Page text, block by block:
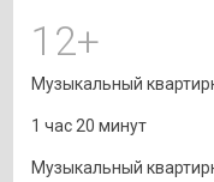
12+
Музыкальный
1 час 20 минут
Музыкальный